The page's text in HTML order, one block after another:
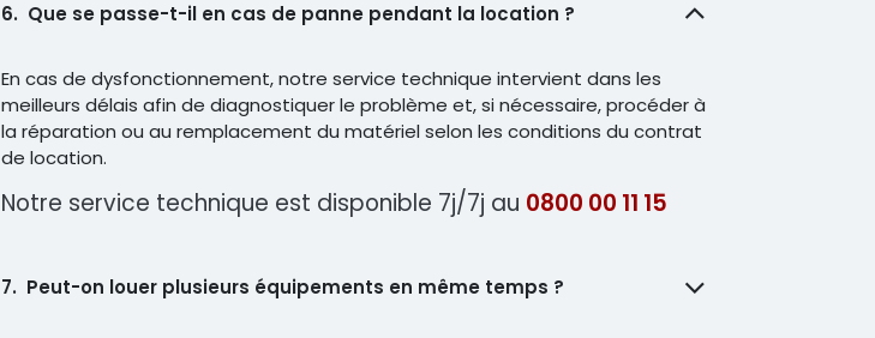
6. Que se passe-t-il en cas de panne pendant la location ?
En cas de dysfonctionnement, notre service technique intervient dans les
meilleurs délais afin de diagnostiquer le problème et, si nécessaire, procéder à
la réparation ou au remplacement du matériel selon les conditions du contrat
de location.
Notre service technique est disponible 7j/7j au 0800 00 11 15
7. Peut-on louer plusieurs équipements en même temps ?